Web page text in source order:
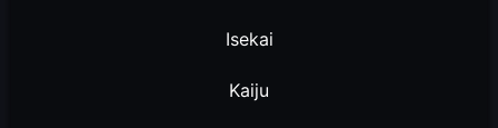
Isekai
Kaiju